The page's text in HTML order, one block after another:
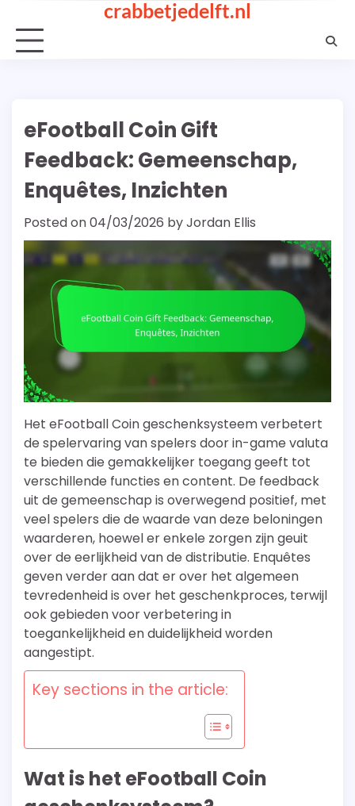
content
crabbetjedelft.nl
eFootball Coin Gift
Feedback: Gemeenschap,
Enquêtes, Inzichten
Posted on04/03/2026 byJordan Ellis
Het eFootball Coin geschenksysteem verbetert
de spelervaring van spelers door in-game valuta
te bieden die gemakkelijker toegang geeft tot
verschillende functies en content. De feedback
uit de gemeenschap is overwegend positief, met
veel spelers die de waarde van deze beloningen
waarderen, hoewel er enkele zorgen zijn geuit
over de eerlijkheid van de distributie. Enquêtes
geven verder aan dat er over het algemeen
tevredenheid is over het geschenkproces, terwijl
ook gebieden voor verbetering in
toegankelijkheid en duidelijkheid worden
aangestipt.
Key sections in the article:
Wat is het eFootball Coin